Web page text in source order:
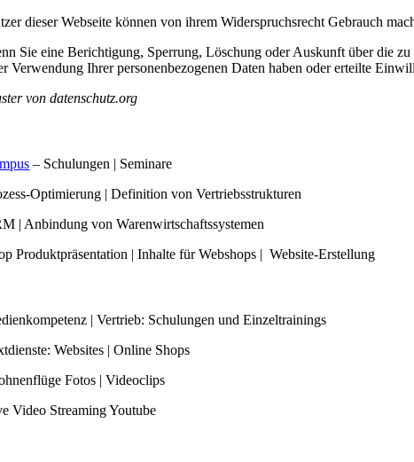
dieser Webseite können von ihrem Widerspruchsrecht Gebrauch
Sie eine Berichtigung, Sperrung, Löschung oder Auskunft über die
Verwendung Ihrer personenbezogenen Daten haben oder erteilte
von datenschutz.org
– Schulungen | Seminare
Optimierung | Definition von Vertriebsstrukturen
| Anbindung von Warenwirtschaftssystemen
Produktpräsentation | Inhalte für Webshops | Website-Erstellung
| Vertrieb: Schulungen und Einzeltrainings
Websites | Online Shops
Fotos | Videoclips
Video Streaming Youtube